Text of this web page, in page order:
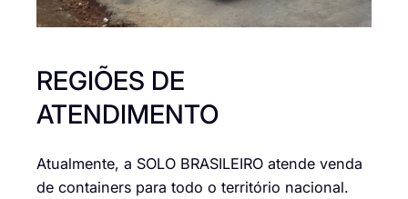
REGIÕES DE
ATENDIMENTO
Atualmente, a SOLO BRASILEIRO atende venda
de containers para todo o território nacional.